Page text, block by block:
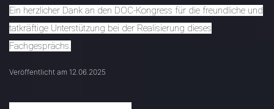
Ein herzlicher Dank an den DOC-Kongress für die freundliche und
tatkräftige Unterstützung bei der Realisierung dieses
Fachgesprächs.
Veröffentlicht am 12.06.2025